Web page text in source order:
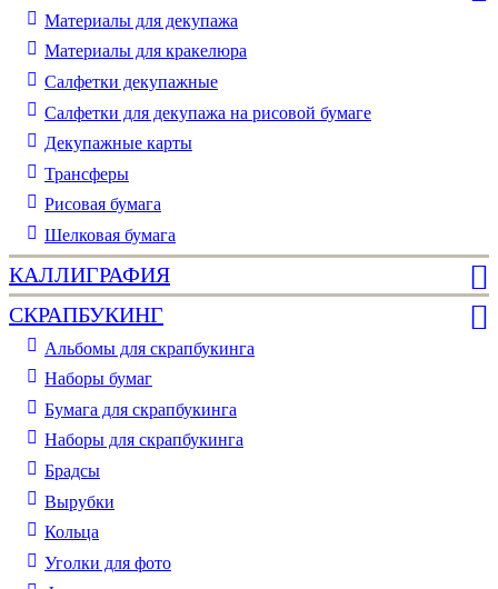
Материалы для декупажа
Материалы для кракелюра
Cалфетки декупажные
Салфетки для декупажа на рисовой бумаге
Декупажные карты
Трансферы
Рисовая бумага
Шелковая бумага
КАЛЛИГРАФИЯ
СКРАПБУКИНГ
Альбомы для скрапбукинга
Наборы бумаг
Бумага для скрапбукинга
Наборы для скрапбукинга
Брадсы
Вырубки
Кольца
Уголки для фото